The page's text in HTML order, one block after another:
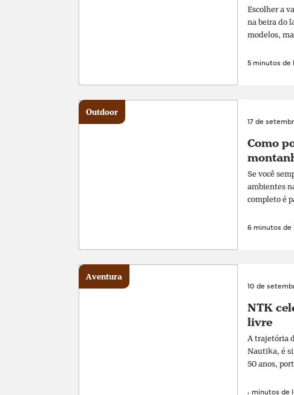
Escolher a
na beira do
modelos,
5 minutos de
17 de
Como
Se você
ambientes
completo é
6 minutos de
Outdoor
10 de
NTK
livre
A trajetória
Nautika, é
50 anos,
4 minutos de
Aventura